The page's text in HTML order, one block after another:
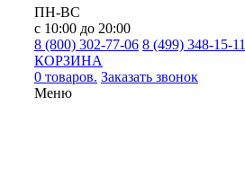
ПН-ВС
с 10:00 до 20:00
8 (800) 302-77-06 8 (499) 348-15-11
КОРЗИНА
0 товаров. Заказать звонок
Меню